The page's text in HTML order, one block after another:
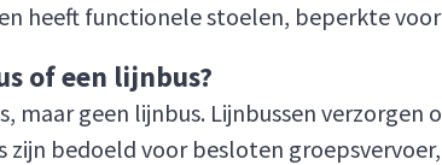
heeft functionele stoelen, beperkte
of een lijnbus?
maar geen lijnbus. Lijnbussen
zijn bedoeld voor besloten